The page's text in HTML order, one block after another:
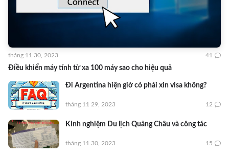
Điều khiển máy tính từ xa 100 máy sao cho hiệu quả
tháng 11 30, 2023 41
Đi Argentina hiện giờ có phải xin visa không?
tháng 11 29, 2023 12
Kinh nghiệm Du lịch Quảng Châu và công tác
tháng 11 30, 2023 15